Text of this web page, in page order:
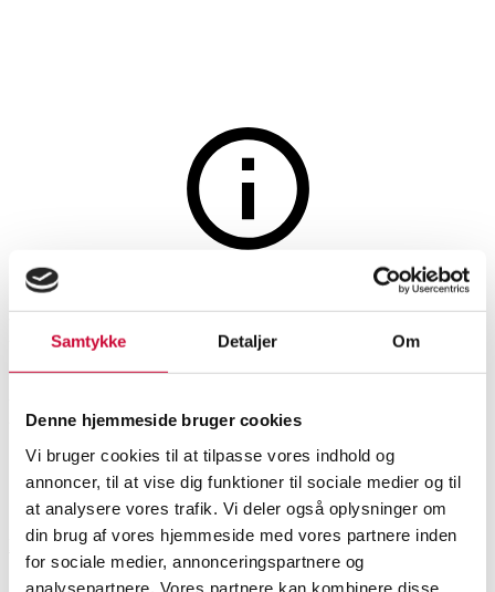
Samtykke Detaljer Om
Denne hjemmeside bruger cookies
Vi bruger cookies til at tilpasse vores indhold og
annoncer, til at vise dig funktioner til sociale medier og til
at analysere vores trafik. Vi deler også oplysninger om
din brug af vores hjemmeside med vores partnere inden
for sociale medier, annonceringspartnere og
analysepartnere. Vores partnere kan kombinere disse
Lounge suites, sofas
Ewald Schillig: Deep lounge
sofa upholstered in burgundy
leather
SHOWROOM
Hørsholm
ESTIMATE
DKK 5,600
ITEM NUMBER
6528170